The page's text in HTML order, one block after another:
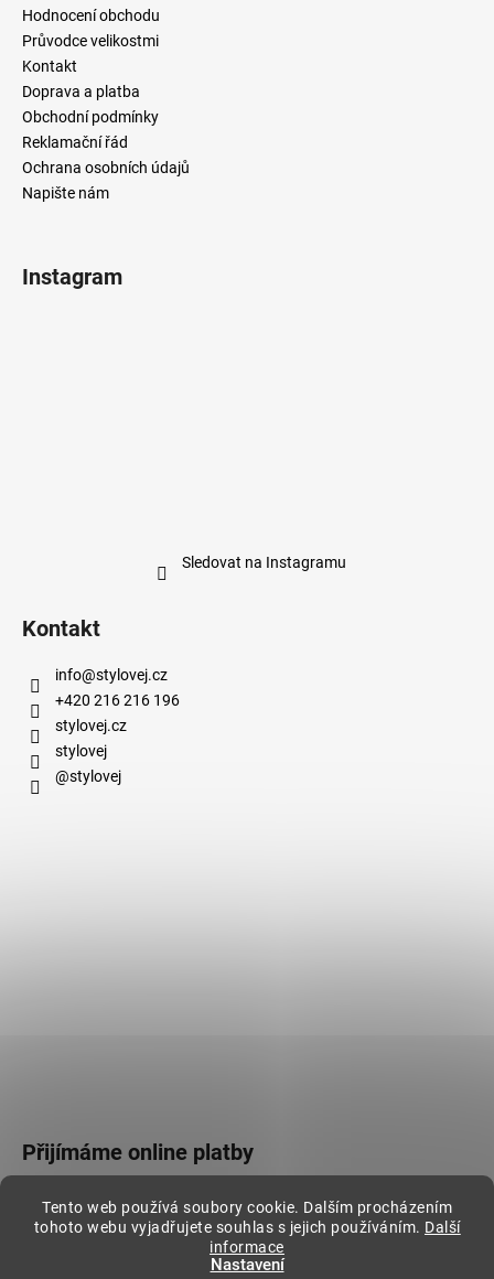
Tento web používá soubory cookie. Dalším procházením
tohoto webu vyjadřujete souhlas s jejich používáním. Další
informace
Nastavení
Hodnocení obchodu
Průvodce velikostmi
Kontakt
Doprava a platba
Obchodní podmínky
Reklamační řád
Ochrana osobních údajů
Napište nám
Instagram
Sledovat na Instagramu
Kontakt
info@stylovej.cz
+420 216 216 196
stylovej.cz
stylovej
@stylovej
Přijímáme online platby